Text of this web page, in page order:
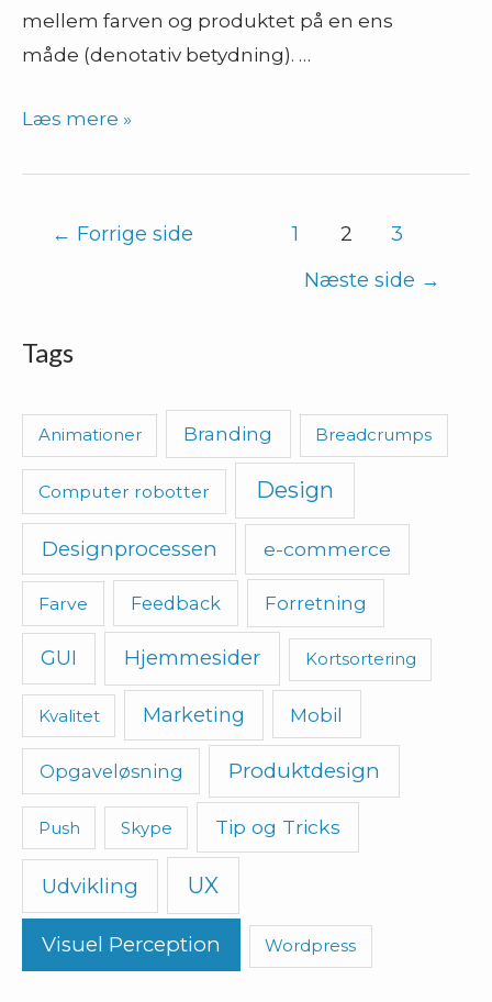
Tags
Animationer Branding Breadcrumps
Computer robotter Design
Designprocessen e-commerce
Farve Feedback Forretning
GUI Hjemmesider Kortsortering
Kvalitet Marketing Mobil
Opgaveløsning Produktdesign
Push Skype Tip og Tricks
Udvikling UX
Visuel Perception Wordpress
mellem farven og produktet på en ens
måde (denotativ betydning). …
Farvens
Læs mere »
Navigation
← Forrige side 1 2
3
Næste side →